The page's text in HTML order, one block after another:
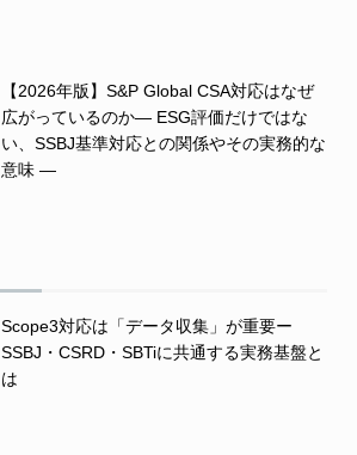
【2026年版】S&P Global CSA対応はなぜ
広がっているのか― ESG評価だけではな
い、SSBJ基準対応との関係やその実務的な
意味 ―
Scope3対応は「データ収集」が重要ー
SSBJ・CSRD・SBTiに共通する実務基盤と
は